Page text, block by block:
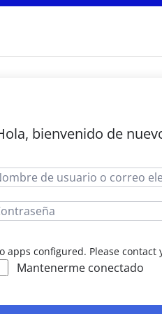
bienvenido de
apps configured. Please
Mantenerme conectado